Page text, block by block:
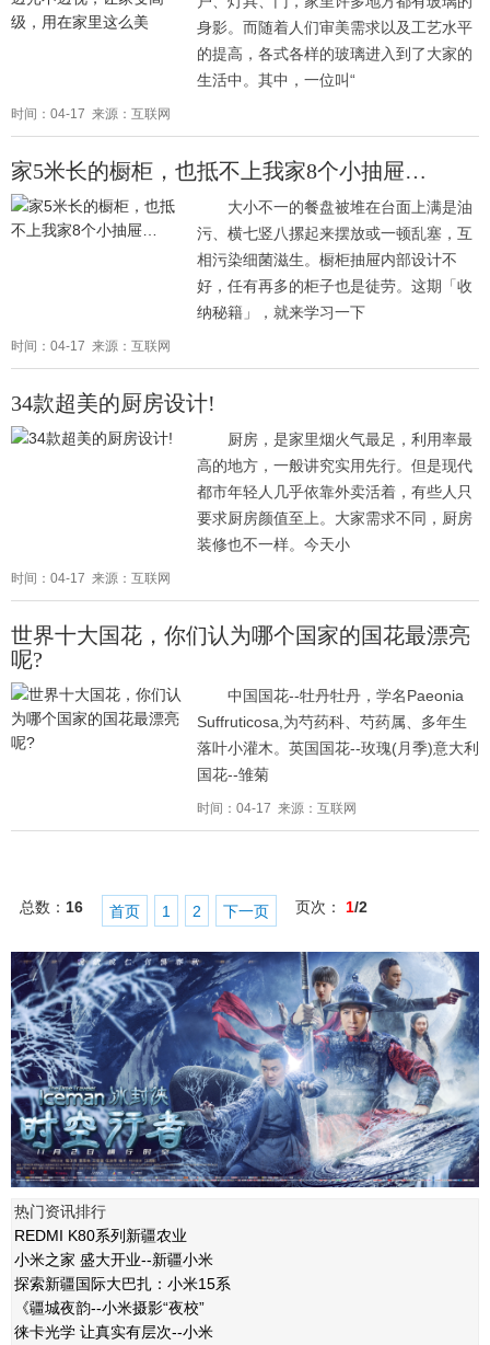
身影。而随着人们审美需求以及工艺水平
的提高，各式各样的玻璃进入到了大家的
生活中。其中，一位叫“
时间：04-17 来源：互联网
家5米长的橱柜，也抵不上我家8个小抽屉…
大小不一的餐盘被堆在台面上满是油
污、横七竖八摞起来摆放或一顿乱塞，互
相污染细菌滋生。橱柜抽屉内部设计不
好，任有再多的柜子也是徒劳。这期「收
纳秘籍」，就来学习一下
时间：04-17 来源：互联网
34款超美的厨房设计!
厨房，是家里烟火气最足，利用率最
高的地方，一般讲究实用先行。但是现代
都市年轻人几乎依靠外卖活着，有些人只
要求厨房颜值至上。大家需求不同，厨房
装修也不一样。今天小
时间：04-17 来源：互联网
世界十大国花，你们认为哪个国家的国花最漂亮
呢?
中国国花--牡丹牡丹，学名Paeonia
Suffruticosa,为芍药科、芍药属、多年生
落叶小灌木。英国国花--玫瑰(月季)意大利
国花--雏菊
时间：04-17 来源：互联网
总数： 16 首页 1 2 下一页 页次： 1/2
热门资讯排行
REDMI K80系列新疆农业
小米之家 盛大开业--新疆小米
探索新疆国际大巴扎：小米15系
《疆城夜韵--小米摄影“夜校”
徕卡光学 让真实有层次--小米